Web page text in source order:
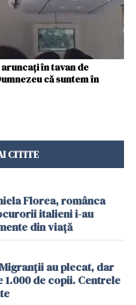
în tavan de
că suntem în
CITITE
Florea, românca
italieni i-au
din viață
au plecat, dar
1.000 de copii. Centrele